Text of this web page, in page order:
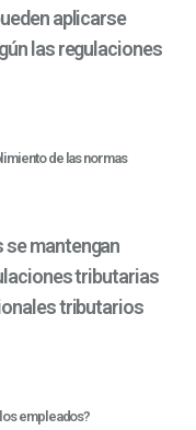
aplicarse
las regulaciones
de las normas
se mantengan
tributarias
tributarios
empleados?